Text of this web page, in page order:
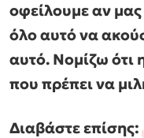
οφείλουμε αν
όλο αυτό να
αυτό. Νομίζω ότι
που πρέπει να
Διαβάστε επίσης: